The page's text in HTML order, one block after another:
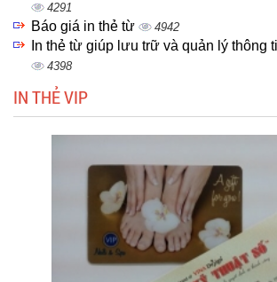
4291
Báo giá in thẻ từ 4942
In thẻ từ giúp lưu trữ và quản lý thông
4398
IN THẺ VIP